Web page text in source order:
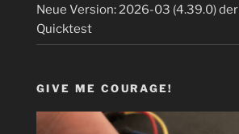
Neue Version: 2026-03 (4.39.0) der
Quicktest
GIVE ME COURAGE!